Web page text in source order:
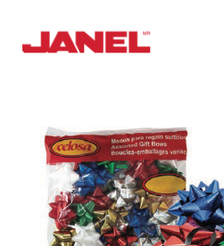
content